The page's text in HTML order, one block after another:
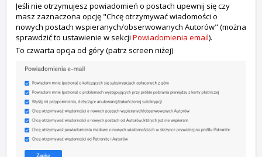
Jeśli nie otrzymujesz powiadomień o postach upewnij się czy
masz zaznaczona opcję "Chcę otrzymywać wiadomości o
nowych postach wspieranych/obserwowanych Autorów" (można
sprawdzić to ustawienie w sekcji Powiadomienia email).
To czwarta opcja od góry (patrz screen niżej)